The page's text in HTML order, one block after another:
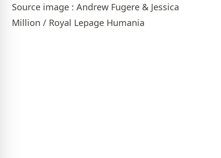
Source image : Andrew Fugere & Jessica
Million / Royal Lepage Humania